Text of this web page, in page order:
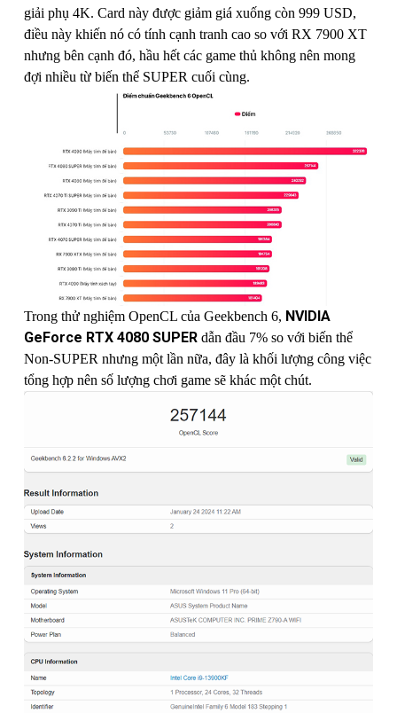
giải phụ 4K. Card này được giảm giá xuống còn 999 USD,
điều này khiến nó có tính cạnh tranh cao so với RX 7900 XT
nhưng bên cạnh đó, hầu hết các game thủ không nên mong
đợi nhiều từ biến thể SUPER cuối cùng.
Trong thử nghiệm OpenCL của Geekbench 6, NVIDIA
GeForce RTX 4080 SUPER dẫn đầu 7% so với biến thể
Non-SUPER nhưng một lần nữa, đây là khối lượng công việc
tổng hợp nên số lượng chơi game sẽ khác một chút.